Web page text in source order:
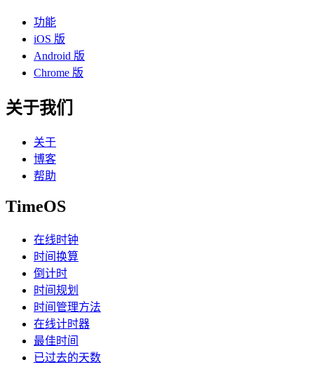
功能
iOS 版
Android 版
Chrome 版
关于我们
关于
博客
帮助
TimeOS
在线时钟
时间换算
倒计时
时间规划
时间管理方法
在线计时器
最佳时间
已过去的天数